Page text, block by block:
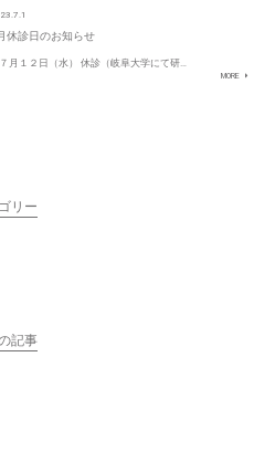
休診日のお知らせ
月１２日（水） 休診（岐阜大学にて研…
MORE
リー
記事